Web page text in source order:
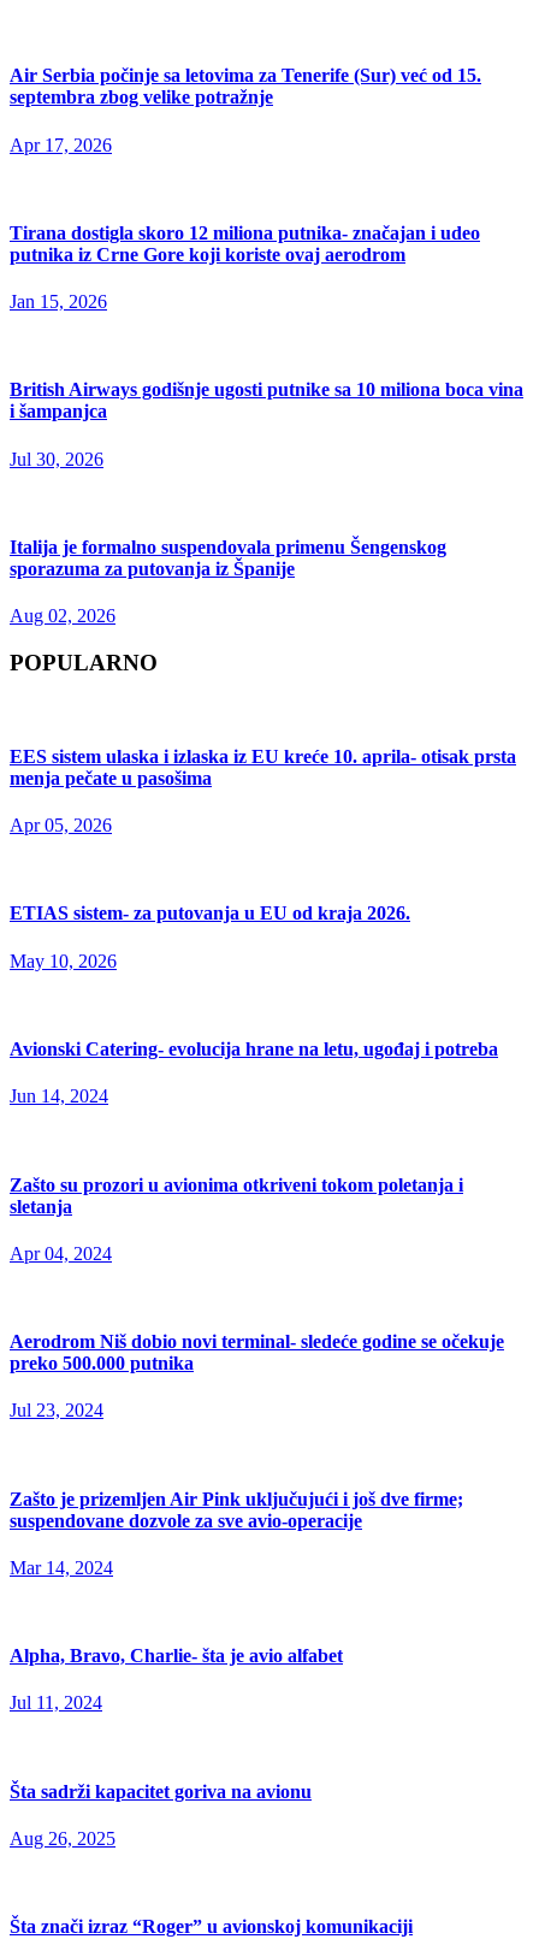
Air Serbia počinje sa letovima za Tenerife (Sur) već od 15.
septembra zbog velike potražnje
Apr 17, 2026
Tirana dostigla skoro 12 miliona putnika- značajan i udeo
putnika iz Crne Gore koji koriste ovaj aerodrom
Jan 15, 2026
British Airways godišnje ugosti putnike sa 10 miliona boca vina
i šampanjca
Jul 30, 2026
Italija je formalno suspendovala primenu Šengenskog
sporazuma za putovanja iz Španije
Aug 02, 2026
POPULARNO
EES sistem ulaska i izlaska iz EU kreće 10. aprila- otisak prsta
menja pečate u pasošima
Apr 05, 2026
ETIAS sistem- za putovanja u EU od kraja 2026.
May 10, 2026
Avionski Catering- evolucija hrane na letu, ugođaj i potreba
Jun 14, 2024
Zašto su prozori u avionima otkriveni tokom poletanja i
sletanja
Apr 04, 2024
Aerodrom Niš dobio novi terminal- sledeće godine se očekuje
preko 500.000 putnika
Jul 23, 2024
Zašto je prizemljen Air Pink uključujući i još dve firme;
suspendovane dozvole za sve avio-operacije
Mar 14, 2024
Alpha, Bravo, Charlie- šta je avio alfabet
Jul 11, 2024
Šta sadrži kapacitet goriva na avionu
Aug 26, 2025
Šta znači izraz “Roger” u avionskoj komunikaciji